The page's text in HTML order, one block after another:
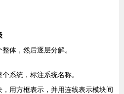
体，然后逐层分解。
系统，标注系统名称。
用方框表示，并用连线表示模块间